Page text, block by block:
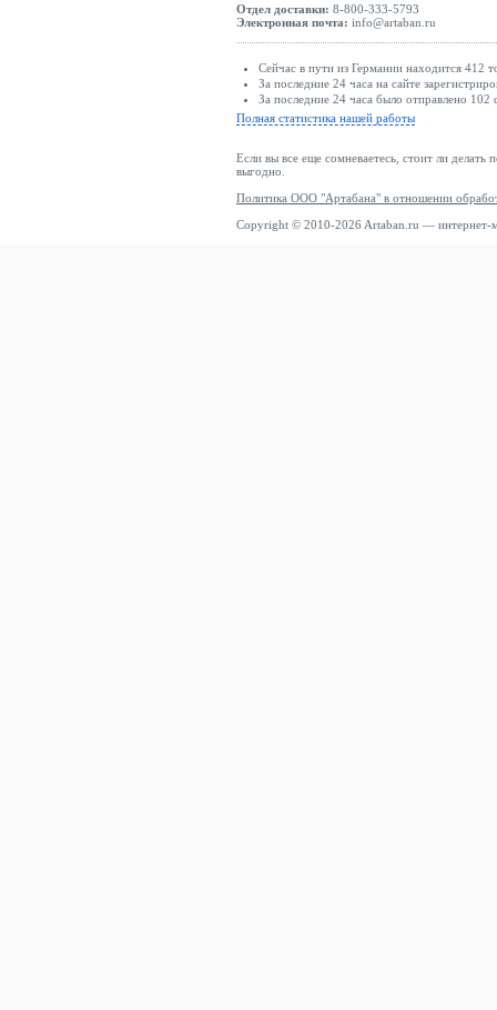
Отдел доставки: 8-800-333-5793
Электронная почта: info@artaban.ru
Сейчас в пути из Германии находится 412
За последние 24 часа на сайте
За последние 24 часа было отправлено
Полная статистика нашей работы
Если вы все еще сомневаетесь, стоит ли делать
выгодно.
Политика ООО "Артабана" в отношении
Copyright © 2010-2026 Artaban.ru — интернет-